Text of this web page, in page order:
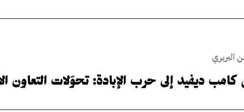
البربري
ديفيد إلى حرب الإبادة: تحوّلات التعاون